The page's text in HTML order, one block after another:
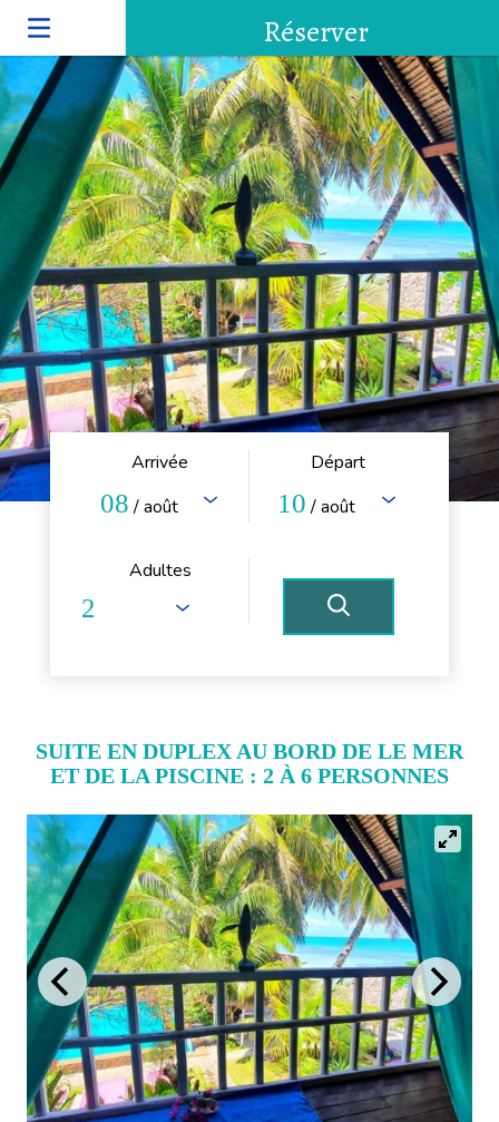
Réserver
Arrivée
08 / août
Départ
10 / août
Adultes
SUITE EN DUPLEX AU BORD DE LE MER
ET DE LA PISCINE : 2 À 6 PERSONNES